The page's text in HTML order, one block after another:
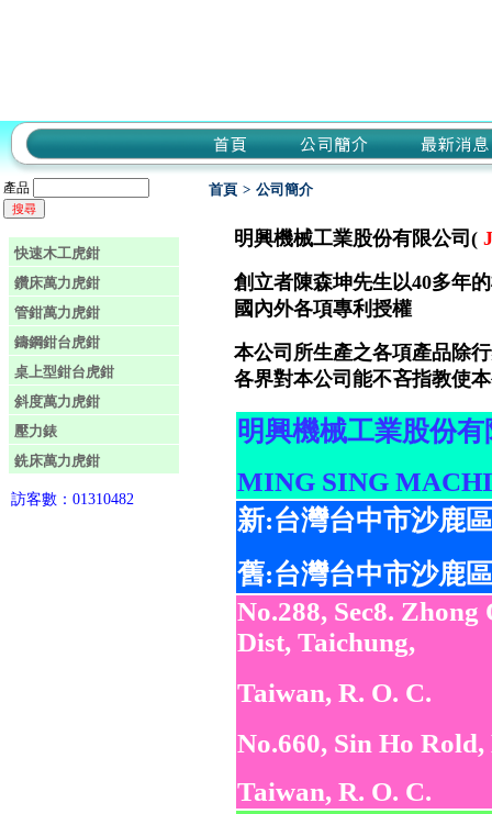
產品
快速木工虎鉗
鑽床萬力虎鉗
管鉗萬力虎鉗
鑄鋼鉗台虎鉗
桌上型鉗台虎鉗
斜度萬力虎鉗
壓力錶
銑床萬力虎鉗
訪客數：01310482
首頁 > 公司簡介
明興機械工業股份有限公司(
創立者陳森坤先生以40多年
國內外各項專利授權
本公司所生產之各項產品除
各界對本公司能不吝指教使
明興機械工業股份
MING SING
新:台灣台中市沙鹿
舊:台灣台中市沙鹿
No.288, Sec8.
Dist, Taichung,
Taiwan, R. O. C.
No.660, Sin Ho
Taiwan, R. O. C.